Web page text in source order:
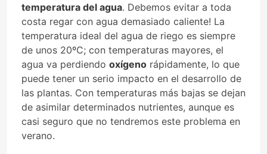
temperatura del agua. Debemos evitar a toda
costa regar con agua demasiado caliente! La
temperatura ideal del agua de riego es siempre
de unos 20ºC; con temperaturas mayores, el
agua va perdiendo oxígeno rápidamente, lo que
puede tener un serio impacto en el desarrollo de
las plantas. Con temperaturas más bajas se dejan
de asimilar determinados nutrientes, aunque es
casi seguro que no tendremos este problema en
verano.